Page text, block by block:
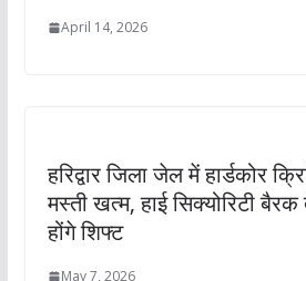
April 14, 2026
हरिद्वार जिला जेल में हार्डकोर
मस्ती खत्म, हाई सिक्योरिटी
होंगे शिफ्ट
May 7, 2026